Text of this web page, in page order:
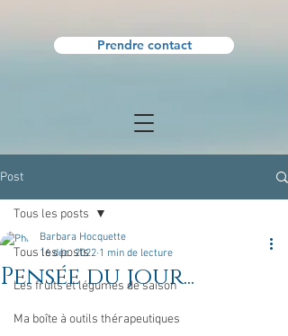
Prendre contact
Post
Tous les posts
Les fruits et légumes de saison
Ma boîte à outils thérapeutiques
Tous les posts
Pensée du jour...
Barbara Hocquette
16 déc. 2022 1 min de lecture